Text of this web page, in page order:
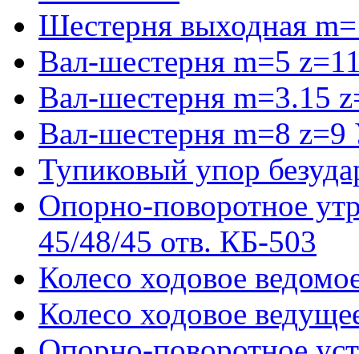
Шестерня выходная
Вал-шестерня m=5
Вал-шестерня m=3.15
Вал-шестерня m=8
Тупиковый упор
Опорно-поворотное
45/48/45 отв. КБ-503
Колесо ходовое
Колесо ходовое